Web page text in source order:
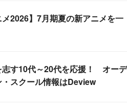
メ2026】7月期夏の新アニメを一
志す10代～20代を応援！ オーデ
・スクール情報はDeview